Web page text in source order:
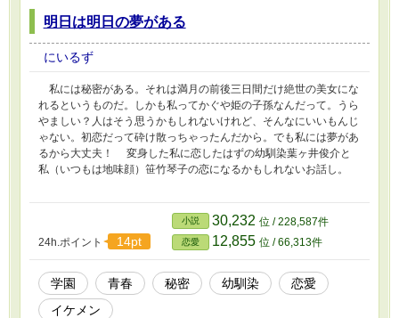
明日は明日の夢がある
にいるず
私には秘密がある。それは満月の前後三日間だけ絶世の美女にな
れるというものだ。しかも私ってかぐや姫の子孫なんだって。うら
やましい？人はそう思うかもしれないけれど、そんなにいいもんじ
ゃない。初恋だって砕け散っちゃったんだから。でも私には夢があ
るから大丈夫！ 変身した私に恋したはずの幼馴染葉ヶ井俊介と
私（いつもは地味顔）笹竹琴子の恋になるかもしれないお話し。
24h.ポイント 14pt
小説 30,232 位 / 228,587件
恋愛 12,855 位 / 66,313件
学園 青春 秘密 幼馴染
恋愛
イケメン